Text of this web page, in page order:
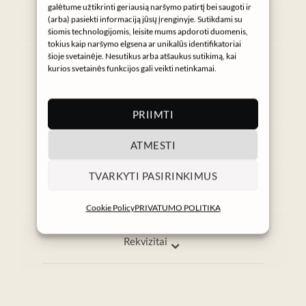
galėtume užtikrinti geriausią naršymo patirtį bei saugoti ir
(arba) pasiekti informaciją jūsų įrenginyje. Sutikdami su
šiomis technologijomis, leisite mums apdoroti duomenis,
tokius kaip naršymo elgsena ar unikalūs identifikatoriai
šioje svetainėje. Nesutikus arba atšaukus sutikimą, kai
kurios svetainės funkcijos gali veikti netinkamai.
PRIIMTI
ATMESTI
TVARKYTI PASIRINKIMUS
Cookie PolicyPRIVATUMO POLITIKA
Instagram
Gaukite NURA naujienas
Informacija⌄
Rekvizitai⌄